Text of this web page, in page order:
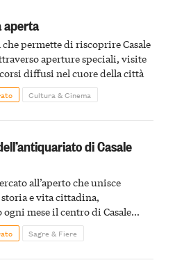
aperta
permette di riscoprire Casale
aperture speciali, visite
diffusi nel cuore della città
Cultura & Cinema
di Casale
all’aperto che unisce
e vita cittadina,
mese il centro di Casale
luogo di scoperta e racconto
Sagre & Fiere